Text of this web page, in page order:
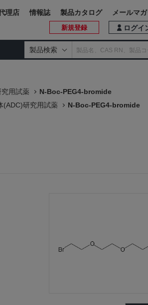
製品検索
ログイ
新規登録
理店 情報誌 製品カタログ メールマ
用試薬
N-Boc-PEG4-bromide
(ADC)研究用試薬 N-Boc-PEG4-bromide